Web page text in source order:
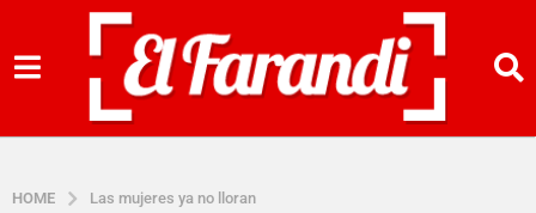
HOME Las mujeres ya no lloran